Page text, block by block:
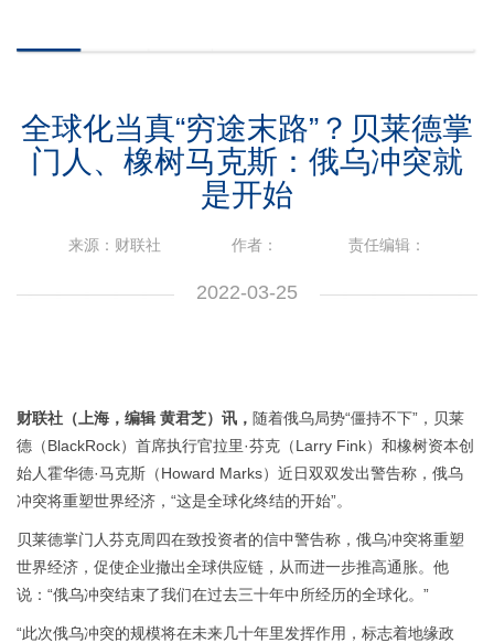
全球化当真“穷途末路”？贝莱德掌
门人、橡树马克斯：俄乌冲突就
是开始
来源：财联社 作者： 责任编辑：
2022-03-25
财联社（上海，编辑 黄君芝）讯， 随着俄乌局势“僵持不下”，贝莱
德（BlackRock）首席执行官拉里·芬克（Larry Fink）和橡树资本创
始人霍华德·马克斯（Howard Marks）近日双双发出警告称，俄乌
冲突将重塑世界经济，“这是全球化终结的开始”。
贝莱德掌门人芬克周四在致投资者的信中警告称，俄乌冲突将重塑
世界经济，促使企业撤出全球供应链，从而进一步推高通胀。他
说：“俄乌冲突结束了我们在过去三十年中所经历的全球化。”
“此次俄乌冲突的规模将在未来几十年里发挥作用，标志着地缘政